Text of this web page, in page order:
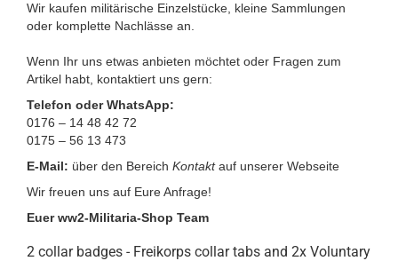
Wir kaufen militärische Einzelstücke, kleine Sammlungen
oder komplette Nachlässe an.
Wenn Ihr uns etwas anbieten möchtet oder Fragen zum
Artikel habt, kontaktiert uns gern:
Telefon oder WhatsApp:
0176 – 14 48 42 72
0175 – 56 13 473
E-Mail: über den Bereich Kontakt auf unserer Webseite
Wir freuen uns auf Eure Anfrage!
Euer ww2-Militaria-Shop Team
2 collar badges - Freikorps collar tabs and 2x Voluntary